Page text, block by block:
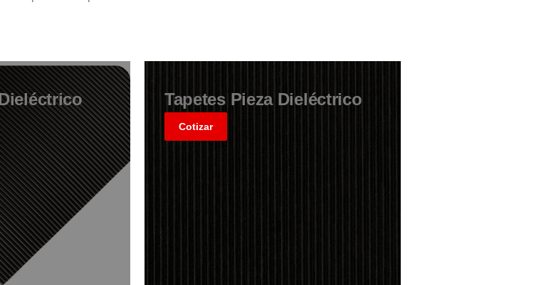
Tapetes Pieza Dieléctrico
Cotizar